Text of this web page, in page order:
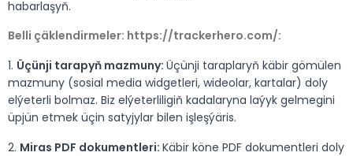
habarlaşyň.
Belli çäklendirmeler: https://trackerhero.com/:
1. Üçünji tarapyň mazmuny: Üçünji taraplaryň käbir gömülen
mazmuny (sosial media widgetleri, wideolar, kartalar) doly
elýeterli bolmaz. Biz elýeterliligiň kadalaryna laýyk gelmegini
üpjün etmek üçin satyjylar bilen işleşýäris.
2. Miras PDF dokumentleri: Käbir köne PDF dokumentleri doly